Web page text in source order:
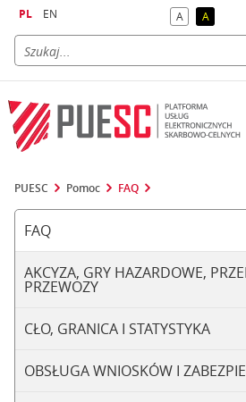
PL EN Akontrast
Akontrast
PUESC Pomoc FAQ
FAQ
AKCYZA, GRY HAZARDOWE,
PRZEWOZY
CŁO, GRANICA I STATYSTYKA
OBSŁUGA WNIOSKÓW I